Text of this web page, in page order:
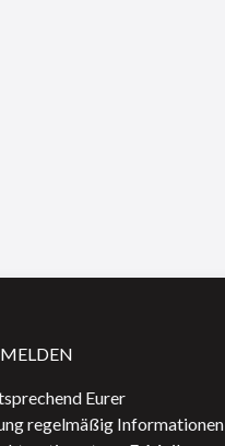
Eurer
regelmäßig Informationen